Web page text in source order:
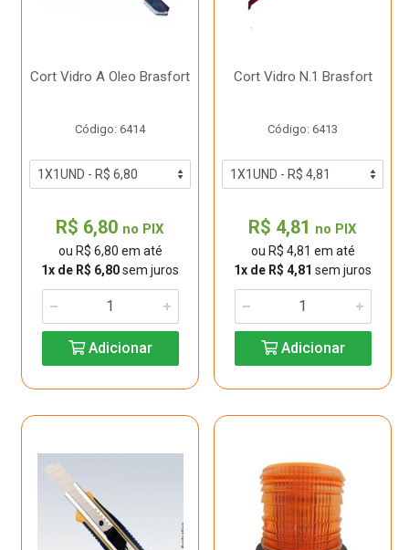
Cort Vidro A Oleo Brasfort
Código: 6414
R$ 6,80 no PIX
ou R$ 6,80 em até
1x de R$ 6,80sem juros
Adicionar
Cort Vidro N.1 Brasfort
Código: 6413
R$ 4,81 no PIX
ou R$ 4,81 em até
1x de R$ 4,81 sem juros
Adicionar